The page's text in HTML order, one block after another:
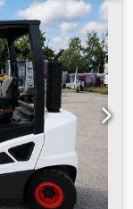
شاخک‌ها: ۲٬۴۰۰ میلی‌متر